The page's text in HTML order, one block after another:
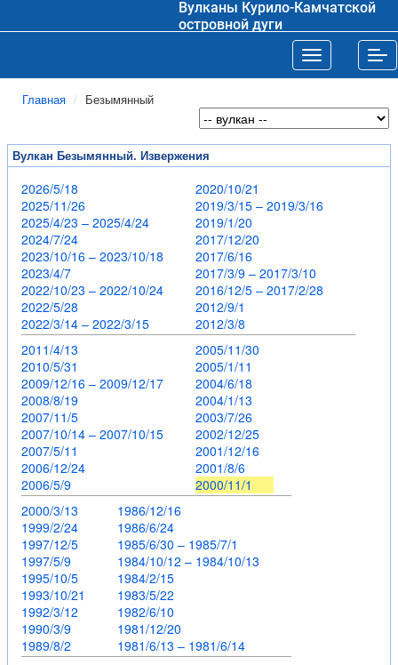
Вулканы Курило-Камчатской
островной дуги
Toggle
Главная Безымянный
Вулкан Безымянный. Извержения
2026/5/18
2025/11/26
2025/4/23 – 2025/4/24
2024/7/24
2023/10/16 – 2023/10/18
2023/4/7
2022/10/23 – 2022/10/24
2022/5/28
2022/3/14 – 2022/3/15
2020/10/21
2019/3/15 – 2019/3/16
2019/1/20
2017/12/20
2017/6/16
2017/3/9 – 2017/3/10
2016/12/5 – 2017/2/28
2012/9/1
2012/3/8
2011/4/13
2010/5/31
2009/12/16 – 2009/12/17
2008/8/19
2007/11/5
2007/10/14 – 2007/10/15
2007/5/11
2006/12/24
2006/5/9
2005/11/30
2005/1/11
2004/6/18
2004/1/13
2003/7/26
2002/12/25
2001/12/16
2001/8/6
2000/11/1
2000/3/13
1999/2/24
1997/12/5
1997/5/9
1995/10/5
1993/10/21
1992/3/12
1990/3/9
1989/8/2
1986/12/16
1986/6/24
1985/6/30 – 1985/7/1
1984/10/12 – 1984/10/13
1984/2/15
1983/5/22
1982/6/10
1981/12/20
1981/6/13 – 1981/6/14